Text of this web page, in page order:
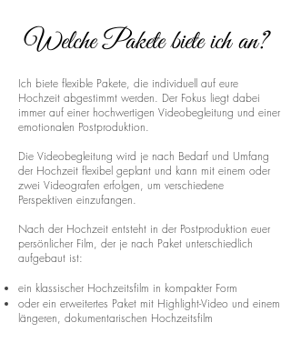
Welche Pakete biete ich an?
Ich biete flexible Pakete, die individuell auf eure
Hochzeit abgestimmt werden. Der Fokus liegt dabei
immer auf einer hochwertigen Videobegleitung und einer
emotionalen Postproduktion.
Die Videobegleitung wird je nach Bedarf und Umfang
der Hochzeit flexibel geplant und kann mit einem oder
zwei Videografen erfolgen, um verschiedene
Perspektiven einzufangen.
Nach der Hochzeit entsteht in der Postproduktion euer
persönlicher Film, der je nach Paket unterschiedlich
aufgebaut ist:
ein klassischer Hochzeitsfilm in kompakter Form
oder ein erweitertes Paket mit Highlight-Video und einem
längeren, dokumentarischen Hochzeitsfilm